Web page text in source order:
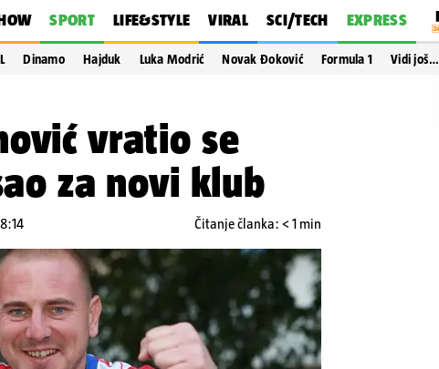
SPORT LIFE&STYLE VIRAL SCI/TECH EXPRESS
Dinamo Hajduk Luka Modrić Novak Đoković Formula 1 Vidi još…
vratio se
za novi klub
Čitanje članka: < 1 min